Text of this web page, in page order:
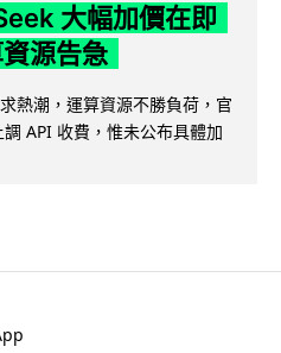
大幅加價在即
源告急
熱潮，運算資源不勝負荷，官
API 收費，惟未公布具體加